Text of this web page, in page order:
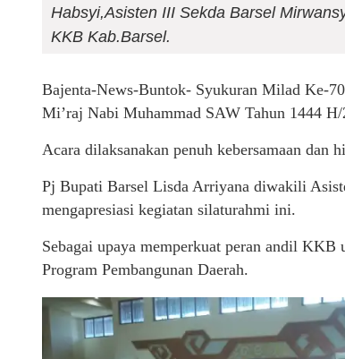
Habsyi,Asisten III Sekda Barsel
KKB Kab.Barsel.
Bajenta-News-Buntok- Syukuran Milad Ke-
Mi’raj Nabi Muhammad SAW Tahun 1444
Acara dilaksanakan penuh kebersamaan
Pj Bupati Barsel Lisda Arriyana diwakili
mengapresiasi kegiatan silaturahmi ini.
Sebagai upaya memperkuat peran andil
Program Pembangunan Daerah.